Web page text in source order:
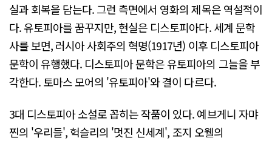
실과 회복을 담는다. 그런 측면에서 영화의 제목은 역설적이
다. 유토피아를 꿈꾸지만, 현실은 디스토피아다. 세계 문학
사를 보면, 러시아 사회주의 혁명(1917년) 이후 디스토피아
문학이 유행했다. 디스토피아 문학은 유토피아의 그늘을 부
각한다. 토마스 모어의 '유토피아'와 결이 다르다.
3대 디스토피아 소설로 꼽히는 작품이 있다. 예브게니 자먀
찐의 '우리들', 헉슬리의 '멋진 신세계', 조지 오웰의